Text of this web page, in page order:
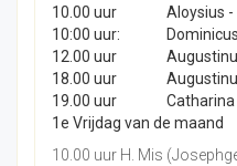
10.00 uur
Aloysius
10:00 uur:
Dominicus
12.00 uur
18.00 uur
19.00 uur
Catharina
1e Vrijdag van de maand
10.00 uur H. Mis